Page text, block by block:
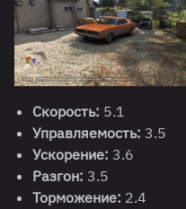
Скорость: 5.1
Управляемость: 3.5
Ускорение: 3.6
Разгон: 3.5
Торможение: 2.4